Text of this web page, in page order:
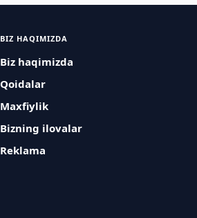
BIZ HAQIMIZDA
Biz haqimizda
Qoidalar
Maxfiylik
Bizning ilovalar
Reklama